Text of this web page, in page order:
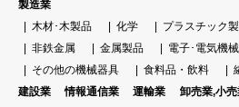
製造業
木材･木製品
化学 プラスチック
非鉄金属
金属製品 電子･電気機
その他の機械器具
食料品・飲料
建設業
情報通信業 運輸業 卸売業,小売